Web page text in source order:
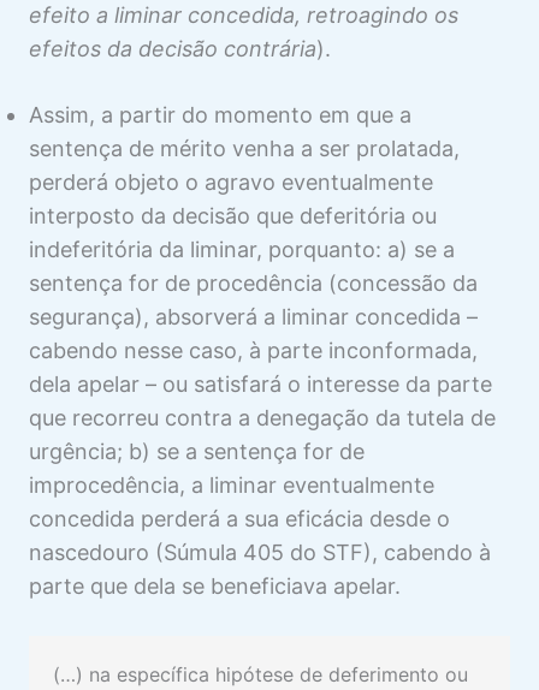
efeito a liminar concedida, retroagindo os
efeitos da decisão contrária).
Assim, a partir do momento em que a
sentença de mérito venha a ser prolatada,
perderá objeto o agravo eventualmente
interposto da decisão que deferitória ou
indeferitória da liminar, porquanto: a) se a
sentença for de procedência (concessão da
segurança), absorverá a liminar concedida –
cabendo nesse caso, à parte inconformada,
dela apelar – ou satisfará o interesse da parte
que recorreu contra a denegação da tutela de
urgência; b) se a sentença for de
improcedência, a liminar eventualmente
concedida perderá a sua eficácia desde o
nascedouro (Súmula 405 do STF), cabendo à
parte que dela se beneficiava apelar.
(…) na específica hipótese de deferimento ou